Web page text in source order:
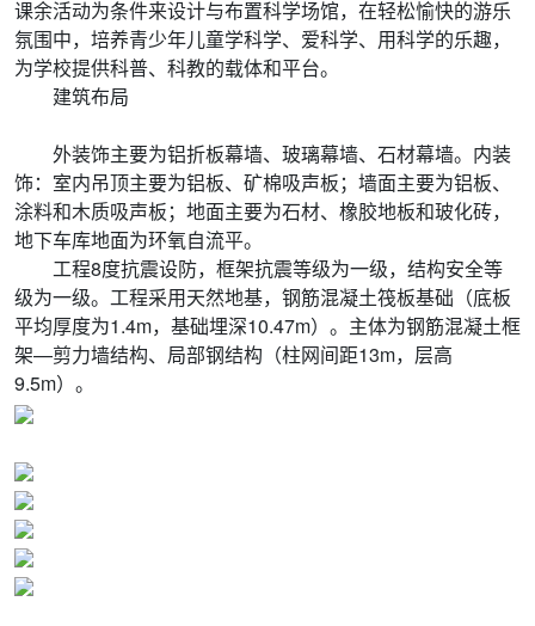
课余活动为条件来设计与布置科学场馆，在轻松愉快的游乐
氛围中，培养青少年儿童学科学、爱科学、用科学的乐趣，
为学校提供科普、科教的载体和平台。
建筑布局
外装饰主要为铝折板幕墙、玻璃幕墙、石材幕墙。内装
饰：室内吊顶主要为铝板、矿棉吸声板；墙面主要为铝板、
涂料和木质吸声板；地面主要为石材、橡胶地板和玻化砖，
地下车库地面为环氧自流平。
工程8度抗震设防，框架抗震等级为一级，结构安全等
级为一级。工程采用天然地基，钢筋混凝土筏板基础（底板
平均厚度为1.4m，基础埋深10.47m）。主体为钢筋混凝土框
架—剪力墙结构、局部钢结构（柱网间距13m，层高
9.5m）。